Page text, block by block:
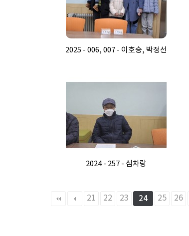
2025 - 006, 007 - 이호승, 박정선
2024 - 257 - 심차랑
21 22 23 24 25 26